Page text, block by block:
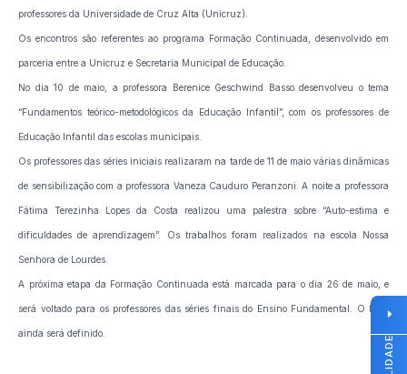
professores da Universidade de Cruz Alta (Unicruz).
Os encontros são referentes ao programa Formação Continuada, desenvolvido em
parceria entre a Unicruz e Secretaria Municipal de Educação.
No dia 10 de maio, a professora Berenice Geschwind Basso desenvolveu o tema
“Fundamentos teórico-metodológicos da Educação Infantil”, com os professores de
Educação Infantil das escolas municipais.
Os professores das séries iniciais realizaram na tarde de 11 de maio várias dinâmicas
de sensibilização com a professora Vaneza Cauduro Peranzoni. A noite a professora
Fátima Terezinha Lopes da Costa realizou uma palestra sobre “Auto-estima e
dificuldades de aprendizagem”. Os trabalhos foram realizados na escola Nossa
Senhora de Lourdes.
A próxima etapa da Formação Continuada está marcada para o dia 26 de maio, e
será voltado para os professores das séries finais do Ensino Fundamental. O local
ainda será definido.